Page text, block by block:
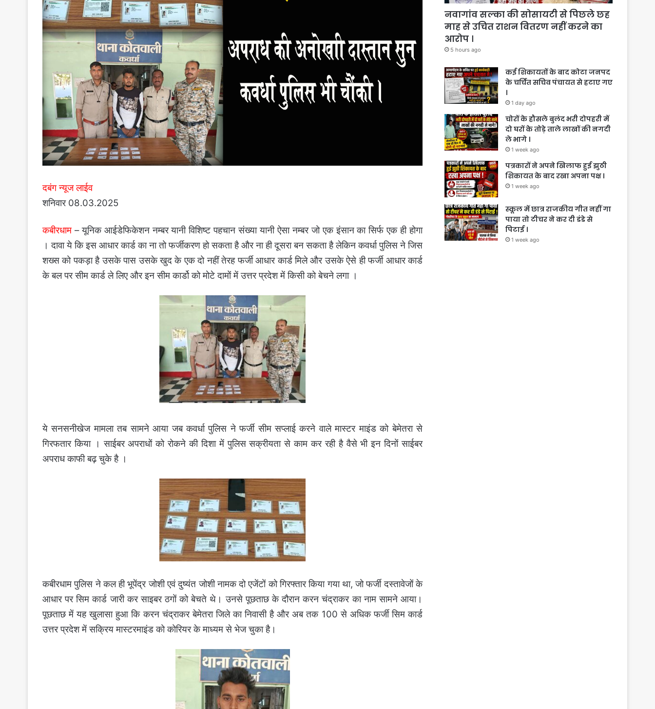
दबंग न्यूज लाईव
शनिवार 08.03.2025
कबीरधाम – यूनिक आईडेफिकेशन नम्बर यानी विशिष्ट पहचान संख्या यानी ऐसा नम्बर जो एक इंसान का सिर्फ एक ही होगा
। दावा ये कि इस आधार कार्ड का ना तो फर्जीकरण हो सकता है और ना ही दूसरा बन सकता है लेकिन कवर्धा पुलिस ने जिस
शख्स को पकड़ा है उसके पास उसके खुद के एक दो नहीं तेरह फर्जी आधार कार्ड मिले और उसके ऐसे ही फर्जी आधार कार्ड
के बल पर सीम कार्ड ले लिए और इन सीम कार्डो को मोटे दामों में उत्तर प्रदेश में किसी को बेचने लगा ।
ये सनसनीखेज मामला तब सामने आया जब कवर्धा पुलिस ने फर्जी सीम सप्लाई करने वाले मास्टर माइंड को बेमेतरा से
गिरफतार किया । साईबर अपराधों को रोकने की दिशा में पुलिस सक्रीयता से काम कर रही है वैसे भी इन दिनों साईबर
अपराध काफी बढ़ चुके है ।
कबीरधाम पुलिस ने कल ही भूपेंद्र जोशी एवं दुष्यंत जोशी नामक दो एजेंटों को गिरफ्तार किया गया था, जो फर्जी दस्तावेजों के
आधार पर सिम कार्ड जारी कर साइबर ठगों को बेचते थे। उनसे पूछताछ के दौरान करन चंद्राकर का नाम सामने आया।
पूछताछ में यह खुलासा हुआ कि करन चंद्राकर बेमेतरा जिले का निवासी है और अब तक 100 से अधिक फर्जी सिम कार्ड
उत्तर प्रदेश में सक्रिय मास्टरमाइंड को कोरियर के माध्यम से भेज चुका है।
नवागांव सल्का की सोसायटी से पिछले छह
माह से उचित राशन वितरण नहीं करने का
आरोप ।
5 hours ago
कई शिकायतों के बाद कोटा जनपद
के चर्चित सचिव पंचायत से हटाए गए
।
1 day ago
चोरों के हौसले बुलंद भरी दोपहरी में
दो घरों के तोड़े ताले लाखों की नगदी
ले भागे ।
1 week ago
पत्रकारों ने अपने खिलाफ हुई झुठी
शिकायत के बाद रखा अपना पक्ष ।
1 week ago
स्कूल में छात्र राजकीय गीत नहीं गा
पाया तो टीचर ने कर दी डंडे से
पिटाई ।
1 week ago